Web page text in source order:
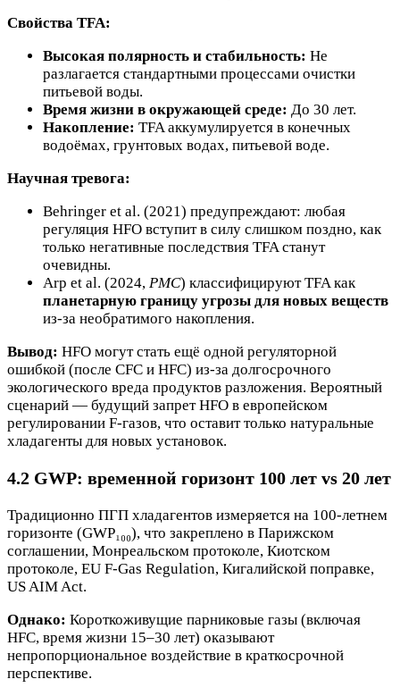
Свойства TFA:
Высокая полярность и стабильность: Не
разлагается стандартными процессами очистки
питьевой воды.
Время жизни в окружающей среде: До 30 лет.
Накопление: TFA аккумулируется в конечных
водоёмах, грунтовых водах, питьевой воде.
Научная тревога:
Behringer et al. (2021) предупреждают: любая
регуляция HFO вступит в силу слишком поздно, как
только негативные последствия TFA станут
очевидны.
Arp et al. (2024, PMC) классифицируют TFA как
планетарную границу угрозы для новых веществ
из-за необратимого накопления.
Вывод: HFO могут стать ещё одной регуляторной
ошибкой (после CFC и HFC) из-за долгосрочного
экологического вреда продуктов разложения. Вероятный
сценарий — будущий запрет HFO в европейском
регулировании F-газов, что оставит только натуральные
хладагенты для новых установок.
4.2 GWP: временной горизонт 100 лет vs 20 лет
Традиционно ПГП хладагентов измеряется на 100-летнем
горизонте (GWP₁₀₀), что закреплено в Парижском
соглашении, Монреальском протоколе, Киотском
протоколе, EU F-Gas Regulation, Кигалийской поправке,
US AIM Act.
Однако: Короткоживущие парниковые газы (включая
HFC, время жизни 15–30 лет) оказывают
непропорциональное воздействие в краткосрочной
перспективе.